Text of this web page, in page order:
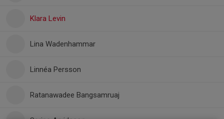
Klara Levin
Lina Wadenhammar
Linnéa Persson
Ratanawadee Bangsamruaj